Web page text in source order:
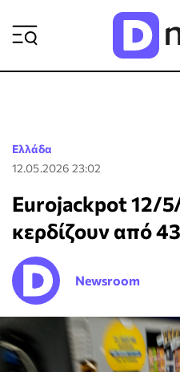
Ελλάδα
12.05.2026 23:02
Eurojackpot 12/
κερδίζουν από
Newsroom